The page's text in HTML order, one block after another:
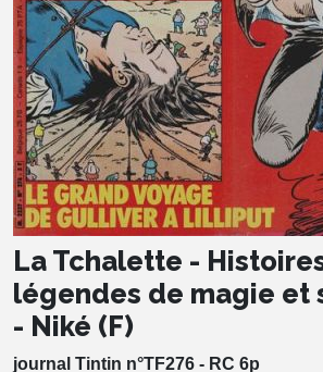
La Tchalette -
légendes de magie et
- Niké (F)
journal Tintin n°TF276 - RC 6p